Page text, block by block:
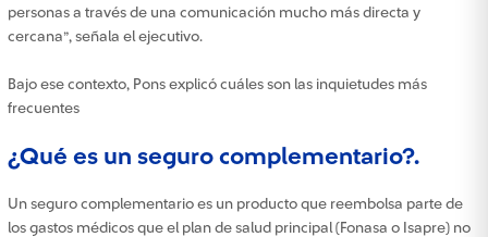
personas a través de una comunicación mucho más directa y
cercana”, señala el ejecutivo.
Bajo ese contexto, Pons explicó cuáles son las inquietudes más
frecuentes
¿Qué es un seguro complementario?.
Un seguro complementario es un producto que reembolsa parte de
los gastos médicos que el plan de salud principal (Fonasa o Isapre) no